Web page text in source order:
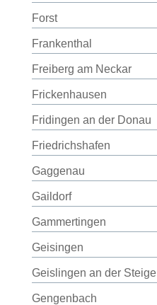
Forst
Frankenthal
Freiberg am Neckar
Frickenhausen
Fridingen an der Donau
Friedrichshafen
Gaggenau
Gaildorf
Gammertingen
Geisingen
Geislingen an der Steige
Gengenbach